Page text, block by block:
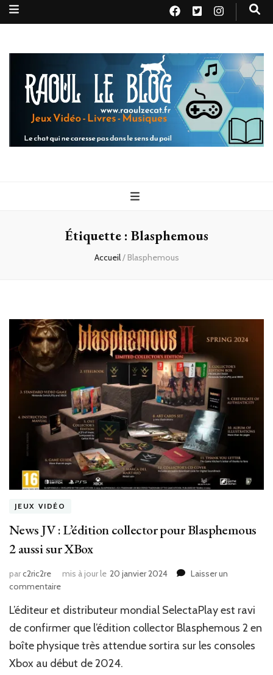
Raoul le
blog
Étiquette : Blasphemous
Accueil/ Blasphemous
JEUX VIDÉO
News JV : L’édition collector pour Blasphemous
2 aussi sur XBox
parc2ric2re mis à jour le 20 janvier 2024
Laisser un
commentairesur
JV
L’édition
collector
pour
L’éditeur et distributeur mondial SelectaPlay est ravi
de confirmer que l’édition collector Blasphemous 2 en
boîte physique très attendue sortira sur les consoles
Xbox au début de 2024.